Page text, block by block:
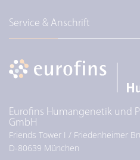
Service & Anschrift
Eurofins Humangenetik und
GmbH
Friends Tower I / Friedenheimer
D-80639 München